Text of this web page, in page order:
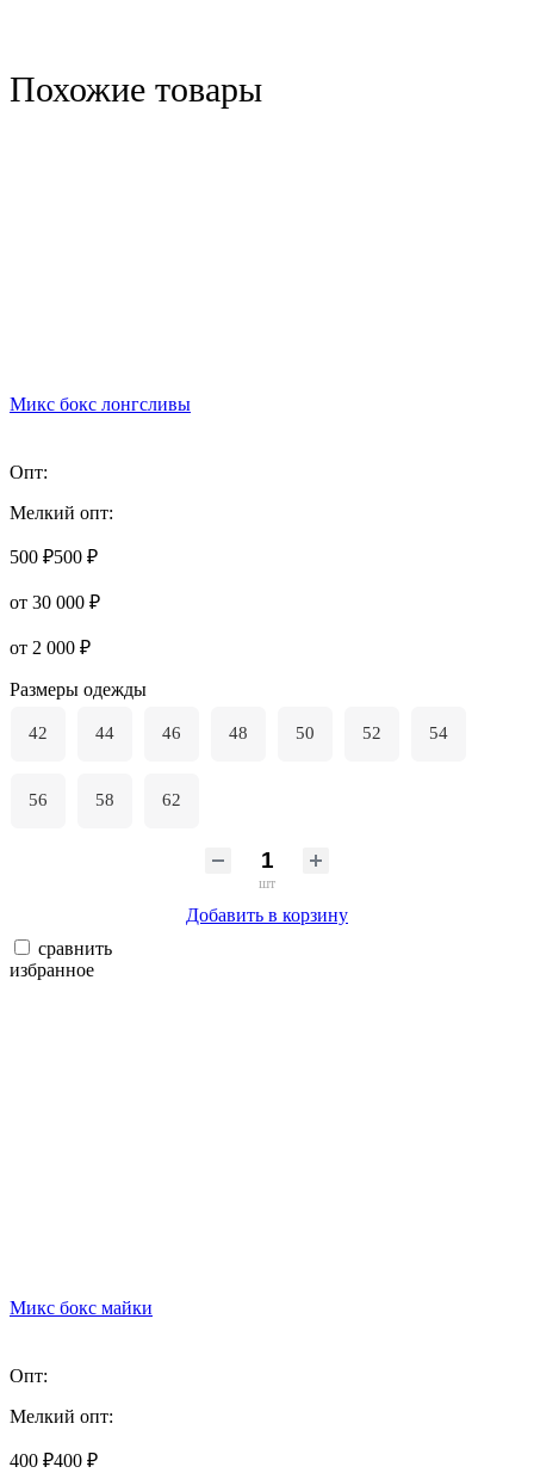
Похожие товары
Микс бокс лонгсливы
Опт:
Мелкий опт:
500 ₽500 ₽
от 30 000 ₽
от 2 000 ₽
Размеры одежды
42 44 46 48 50 52 54
56 58 62
шт
Добавить в корзину
сравнить
избранное
Микс бокс майки
Опт:
Мелкий опт:
400 ₽400 ₽